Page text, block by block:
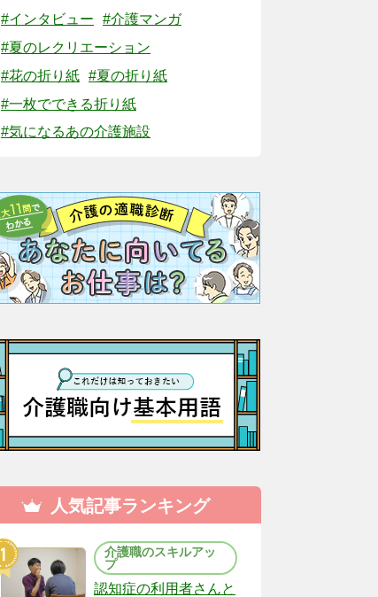
#インタビュー
#介護マンガ
#夏のレクリエーション
#花の折り紙 #夏の折り紙
#一枚でできる折り紙
#気になるあの介護施設
人気記事ランキング
介護職のスキルアッ
プ
認知症の利用者さんと